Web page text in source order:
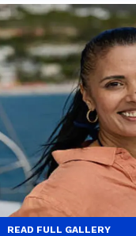
READ FULL GALLERY